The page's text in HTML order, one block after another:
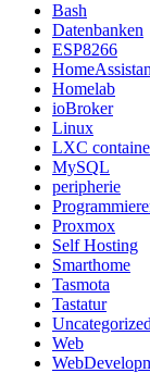
Bash
Datenbanken
ESP8266
Homelab
ioBroker
Linux
LXC
MySQL
peripherie
Proxmox
Self Hosting
Smarthome
Tasmota
Tastatur
Uncategorized
Web